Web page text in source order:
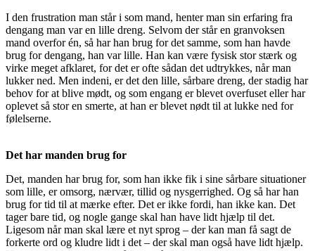
I den frustration man står i som mand, henter man sin erfaring fra
dengang man var en lille dreng. Selvom der står en granvoksen
mand overfor én, så har han brug for det samme, som han havde
brug for dengang, han var lille. Han kan være fysisk stor stærk og
virke meget afklaret, for det er ofte sådan det udtrykkes, når man
lukker ned. Men indeni, er det den lille, sårbare dreng, der stadig har
behov for at blive mødt, og som engang er blevet overfuset eller har
oplevet så stor en smerte, at han er blevet nødt til at lukke ned for
følelserne.
Det har manden brug for
Det, manden har brug for, som han ikke fik i sine sårbare situationer
som lille, er omsorg, nærvær, tillid og nysgerrighed. Og så har han
brug for tid til at mærke efter. Det er ikke fordi, han ikke kan. Det
tager bare tid, og nogle gange skal han have lidt hjælp til det.
Ligesom når man skal lære et nyt sprog – der kan man få sagt de
forkerte ord og kludre lidt i det – der skal man også have lidt hjælp.